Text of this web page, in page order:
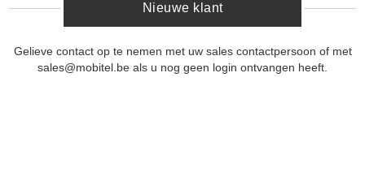
Nieuwe klant
Gelieve contact op te nemen met uw sales contactpersoon of met
sales@mobitel.be als u nog geen login ontvangen heeft.